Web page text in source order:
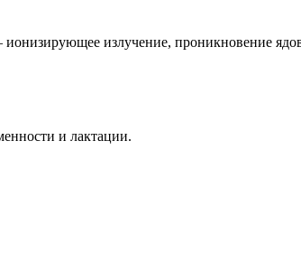
излучение, проникновение
и лактации.